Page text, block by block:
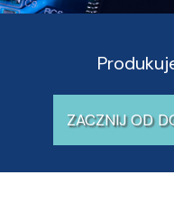
ZACZNIJ OD